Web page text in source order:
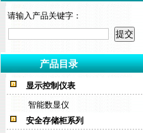
请输入产品关键字：
产品目录
显示控制仪表
智能数显仪
安全存储柜系列